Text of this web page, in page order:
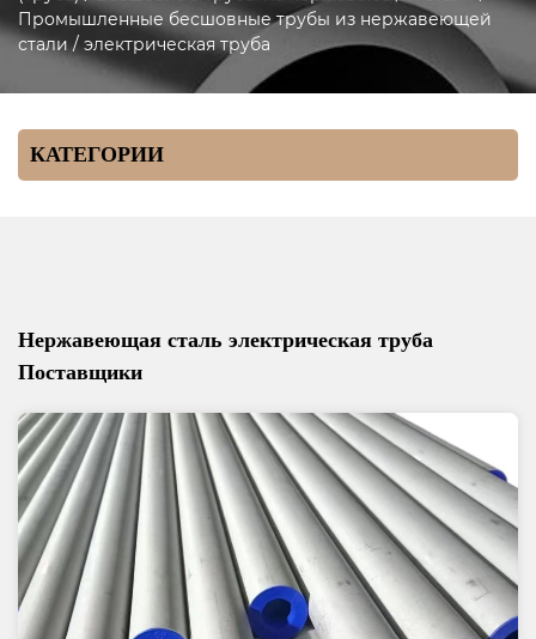
Промышленные бесшовные трубы из нержавеющей
стали/ электрическая труба
КАТЕГОРИИ
Нержавеющая сталь электрическая труба
Поставщики